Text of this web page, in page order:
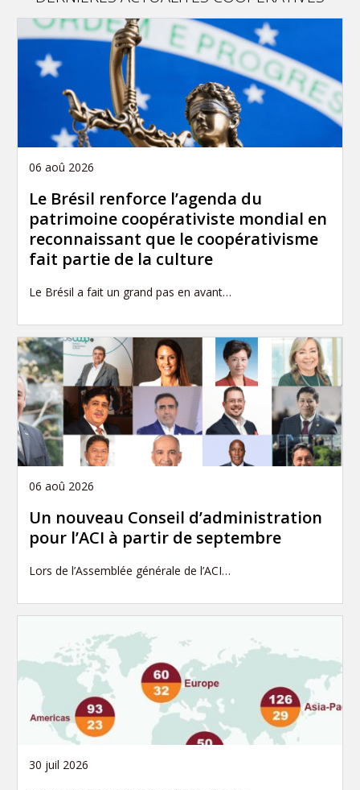
06 aoû 2026
Le Brésil renforce l’agenda du
patrimoine coopérativiste mondial en
reconnaissant que le coopérativisme
fait partie de la culture
Le Brésil a fait un grand pas en avant…
06 aoû 2026
Un nouveau Conseil d’administration
pour l’ACI à partir de septembre
Lors de l’Assemblée générale de l’ACI…
30 juil 2026